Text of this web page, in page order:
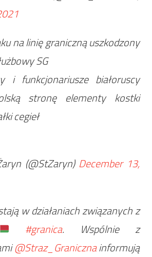
na linię graniczną uszkodzony
SG
i funkcjonariusze białoruscy
stronę elementy kostki
cegieł
(@StZaryn) December 13,
w działaniach związanych z
#granica. Wspólnie z
@Straz_Granicznainformują